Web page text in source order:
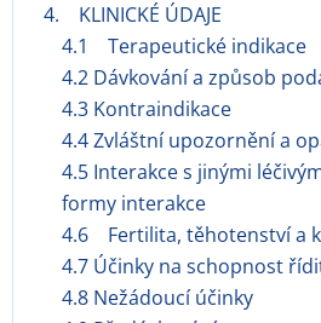
4. KLINICKÉ ÚDAJE
4.1 Terapeutické indikace
4.2 Dávkování a způsob
4.3 Kontraindikace
4.4 Zvláštní upozornění a
4.5 Interakce s jinými
formy interakce
4.6 Fertilita, těhotenství a
4.7 Účinky na schopnost
4.8 Nežádoucí účinky